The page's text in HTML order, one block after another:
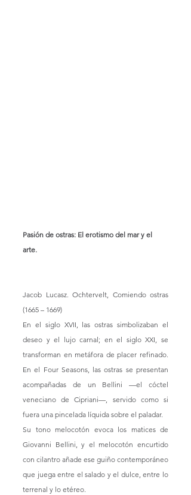
Pasión de ostras: El erotismo del mar y el
arte.
Jacob Lucasz. Ochtervelt, Comiendo ostras
(1665 – 1669)
En el siglo XVII, las ostras simbolizaban el
deseo y el lujo carnal; en el siglo XXI, se
transforman en metáfora de placer refinado.
En el Four Seasons, las ostras se presentan
acompañadas de un Bellini —el cóctel
veneciano de Cipriani—, servido como si
fuera una pincelada líquida sobre el paladar.
Su tono melocotón evoca los matices de
Giovanni Bellini, y el melocotón encurtido
con cilantro añade ese guiño contemporáneo
que juega entre el salado y el dulce, entre lo
terrenal y lo etéreo.